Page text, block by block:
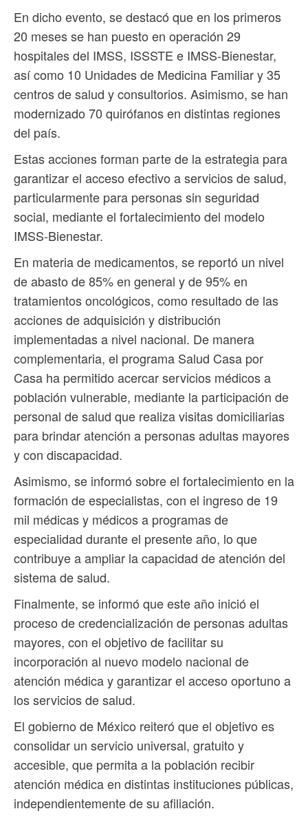
En dicho evento, se destacó que en los primeros
20 meses se han puesto en operación 29
hospitales del IMSS, ISSSTE e IMSS-Bienestar,
así como 10 Unidades de Medicina Familiar y 35
centros de salud y consultorios. Asimismo, se han
modernizado 70 quirófanos en distintas regiones
del país.
Estas acciones forman parte de la estrategia para
garantizar el acceso efectivo a servicios de salud,
particularmente para personas sin seguridad
social, mediante el fortalecimiento del modelo
IMSS-Bienestar.
En materia de medicamentos, se reportó un nivel
de abasto de 85% en general y de 95% en
tratamientos oncológicos, como resultado de las
acciones de adquisición y distribución
implementadas a nivel nacional. De manera
complementaria, el programa Salud Casa por
Casa ha permitido acercar servicios médicos a
población vulnerable, mediante la participación de
personal de salud que realiza visitas domiciliarias
para brindar atención a personas adultas mayores
y con discapacidad.
Asimismo, se informó sobre el fortalecimiento en la
formación de especialistas, con el ingreso de 19
mil médicas y médicos a programas de
especialidad durante el presente año, lo que
contribuye a ampliar la capacidad de atención del
sistema de salud.
Finalmente, se informó que este año inició el
proceso de credencialización de personas adultas
mayores, con el objetivo de facilitar su
incorporación al nuevo modelo nacional de
atención médica y garantizar el acceso oportuno a
los servicios de salud.
El gobierno de México reiteró que el objetivo es
consolidar un servicio universal, gratuito y
accesible, que permita a la población recibir
atención médica en distintas instituciones públicas,
independientemente de su afiliación.